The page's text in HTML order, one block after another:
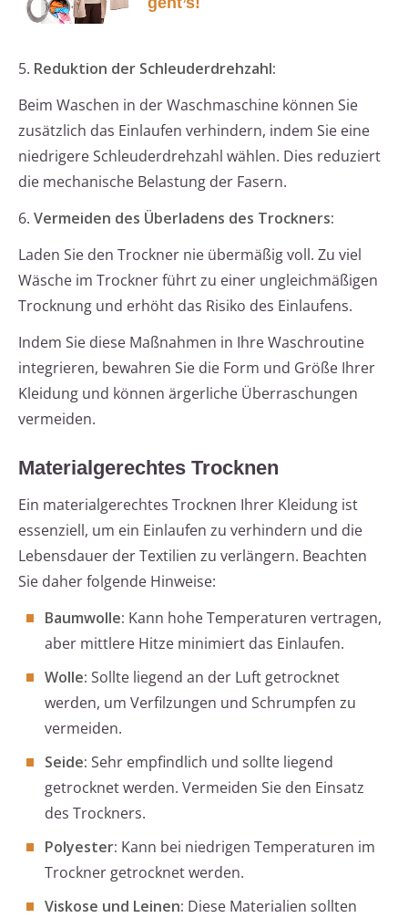
5. Reduktion der Schleuderdrehzahl:
Beim Waschen in der Waschmaschine können Sie
zusätzlich das Einlaufen verhindern, indem Sie eine
niedrigere Schleuderdrehzahl wählen. Dies reduziert
die mechanische Belastung der Fasern.
6. Vermeiden des Überladens des Trockners:
Laden Sie den Trockner nie übermäßig voll. Zu viel
Wäsche im Trockner führt zu einer ungleichmäßigen
Trocknung und erhöht das Risiko des Einlaufens.
Indem Sie diese Maßnahmen in Ihre Waschroutine
integrieren, bewahren Sie die Form und Größe Ihrer
Kleidung und können ärgerliche Überraschungen
vermeiden.
Materialgerechtes Trocknen
Ein materialgerechtes Trocknen Ihrer Kleidung ist
essenziell, um ein Einlaufen zu verhindern und die
Lebensdauer der Textilien zu verlängern. Beachten
Sie daher folgende Hinweise:
Baumwolle: Kann hohe Temperaturen vertragen,
aber mittlere Hitze minimiert das Einlaufen.
Wolle: Sollte liegend an der Luft getrocknet
werden, um Verfilzungen und Schrumpfen zu
vermeiden.
Seide: Sehr empfindlich und sollte liegend
getrocknet werden. Vermeiden Sie den Einsatz
des Trockners.
Polyester: Kann bei niedrigen Temperaturen im
Trockner getrocknet werden.
Viskose und Leinen: Diese Materialien sollten